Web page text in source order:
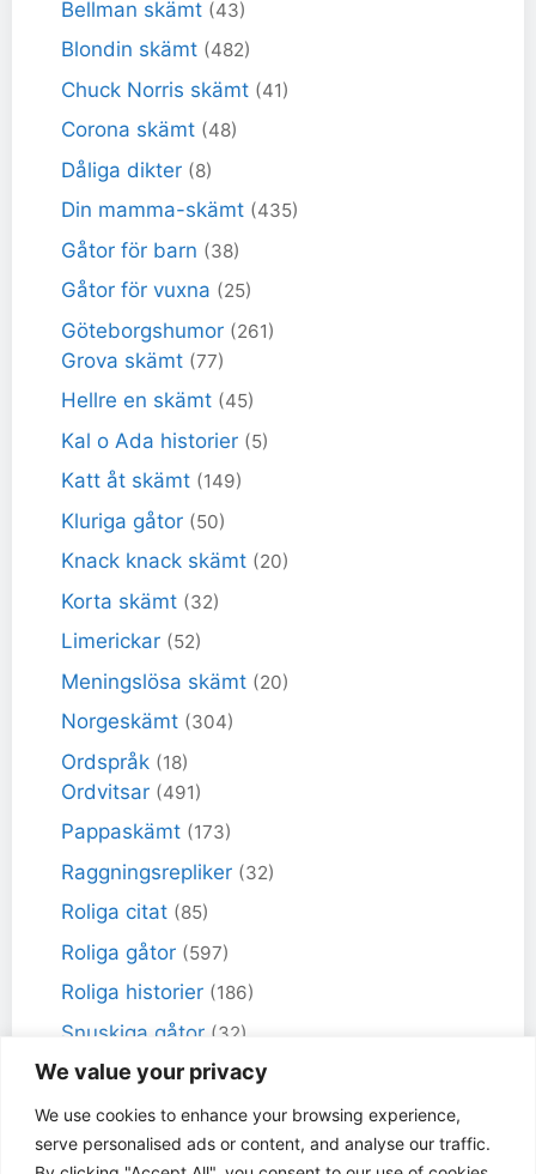
We value your privacy
We use cookies to enhance your browsing experience,
serve personalised ads or content, and analyse our traffic.
Bellman skämt (43)
Blondin skämt (482)
Chuck Norris skämt (41)
Corona skämt (48)
Dåliga dikter (8)
Din mamma-skämt (435)
Gåtor för barn (38)
Gåtor för vuxna (25)
Göteborgshumor (261)
Grova skämt (77)
Hellre en skämt (45)
Kal o Ada historier (5)
Katt åt skämt (149)
Kluriga gåtor (50)
Knack knack skämt (20)
Korta skämt (32)
Limerickar (52)
Meningslösa skämt (20)
Norgeskämt (304)
Ordspråk (18)
Ordvitsar (491)
Pappaskämt (173)
Raggningsrepliker (32)
Roliga citat (85)
Roliga gåtor (597)
Roliga historier (186)
Snuskiga gåtor (32)
Snuskiga skämt(98)
Sportskämt (18)
Torra skämt (461)